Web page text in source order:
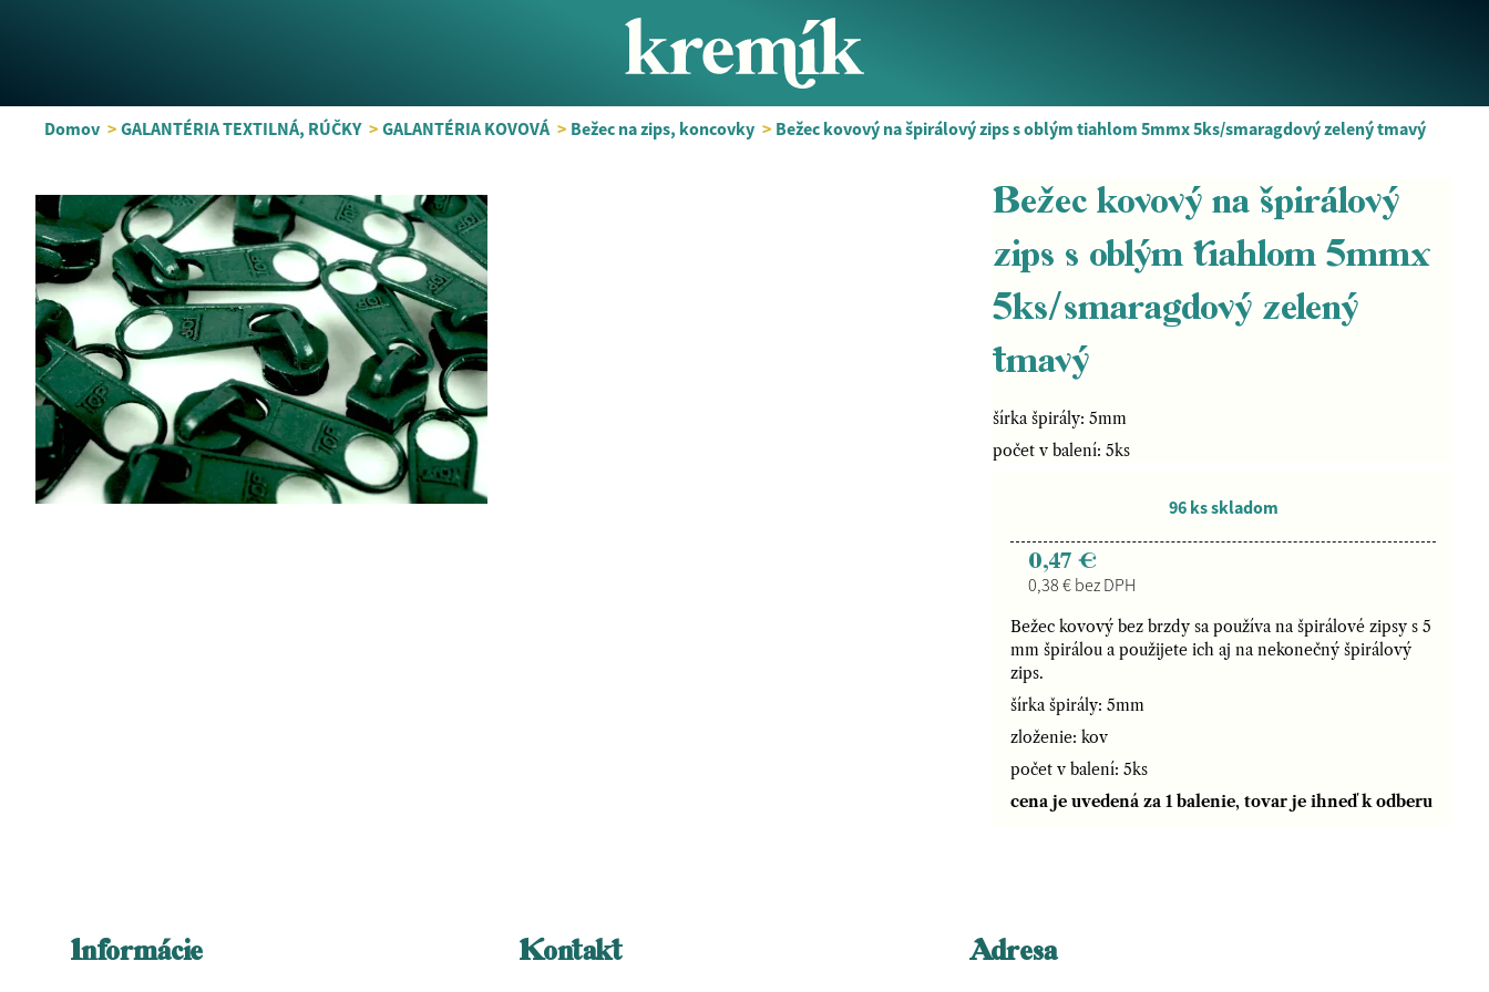
Domov > GALANTÉRIA TEXTILNÁ, RÚČKY > GALANTÉRIA KOVOVÁ > Bežec na zips, koncovky > Bežec kovový na špirálový zips s oblým tiahlom 5mmx 5ks/smaragdový zelený tmavý
Bežec kovový na špirálový
zips s oblým tiahlom 5mmx
5ks/smaragdový zelený
tmavý
šírka špirály: 5mm
počet v balení: 5ks
96 ks skladom
0,47 €
0,38 € bez DPH
Bežec kovový bez brzdy sa používa na špirálové zipsy s 5
mm špirálou a použijete ich aj na nekonečný špirálový
zips.
šírka špirály: 5mm
zloženie: kov
počet v balení: 5ks
cena je uvedená za 1 balenie, tovar je ihneď k odberu
Informácie Kontakt Adresa